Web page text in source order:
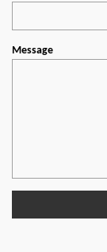
Message